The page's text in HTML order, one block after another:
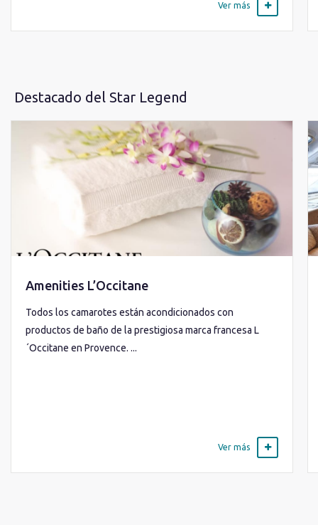
Ver más
Destacado del Star Legend
Amenities L’Occitane
Todos los camarotes están acondicionados con
productos de baño de la prestigiosa marca francesa L
´Occitane en Provence. ...
Ver más